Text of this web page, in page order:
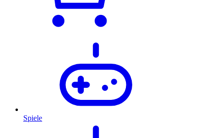
Spiele